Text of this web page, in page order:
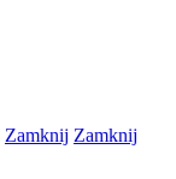
Zamknij Zamknij